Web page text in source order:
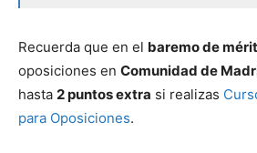
Recuerda que en el baremo de
oposiciones en Comunidad de
hasta 2 puntos extra si realizas
para Oposiciones.